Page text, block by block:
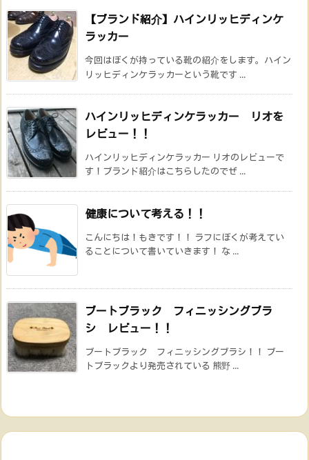
【ブランド紹介】ハインリッヒディンケ
ラッカー
今回はぼくが持っている靴の紹介をします。ハイン
リッヒディンケラッカーという靴です ...
ハインリッヒディンケラッカー リオを
レビュー！！
ハインリッヒディンケラッカー リオのレビューで
す！ブランド紹介はこちらしたのでぜ ...
健康について考える！！
こんにちは！もきです！！ ラフにぼくが考えてい
ることについて書いていきます！ な ...
ブートブラック フィニッシングブラ
シ レビュー！！
ブートブラック フィニッシングブラシ！！ ブー
トブラックより発売されている 熊野 ...